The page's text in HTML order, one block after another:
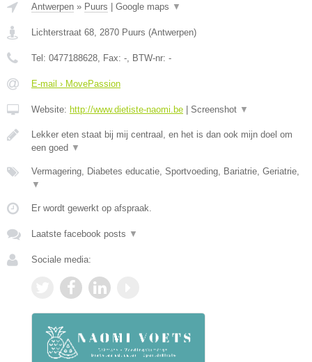
Antwerpen » Puurs | Google maps ▼
Lichterstraat 68 2870 Puurs (Antwerpen)
Tel: 0477188628 , Fax: - , BTW-nr: -
E-mail › MovePassion
Website: http://www.dietiste-naomi.be | Screenshot ▼
Lekker eten staat bij mij centraal, en het is dan ook mijn doel om
een goed ▼
Vermagering, Diabetes educatie, Sportvoeding, Bariatrie, Geriatrie,
▼
Er wordt gewerkt op afspraak.
Laatste facebook posts ▼
Sociale media: